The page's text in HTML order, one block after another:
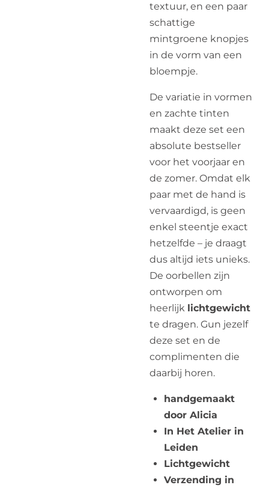
textuur, en een paar
schattige
mintgroene knopjes
in de vorm van een
bloempje.
De variatie in vormen
en zachte tinten
maakt deze set een
absolute bestseller
voor het voorjaar en
de zomer. Omdat elk
paar met de hand is
vervaardigd, is geen
enkel steentje exact
hetzelfde – je draagt
dus altijd iets unieks.
De oorbellen zijn
ontworpen om
heerlijk lichtgewicht
te dragen. Gun jezelf
deze set en de
complimenten die
daarbij horen.
handgemaakt
door Alicia
In Het Atelier in
Leiden
Lichtgewicht
Verzending in